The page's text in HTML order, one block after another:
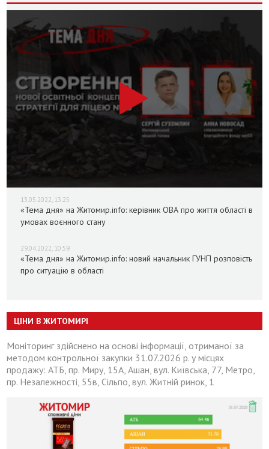
13.05.2022, 13:25
«Тема дня» на Житомир.info: керівник ОВА про життя області в
умовах воєнного стану
29.04.2022, 10:59
«Тема дня» на Житомир.info: новий начальник ГУНП розповість
про ситуацію в області
ЦІНИ В ЖИТОМИРІ
Моніторинг здійснено на основі інформації, отриманої за
методом контрольної закупки 31.07.2026 р. у місцях
продажу: АТБ, пр. Миру, 15А, Ашан, вул. Київська, 77, Метро,
пр. Незалежності, 55в, Сільпо, вул. Житній ринок, 1